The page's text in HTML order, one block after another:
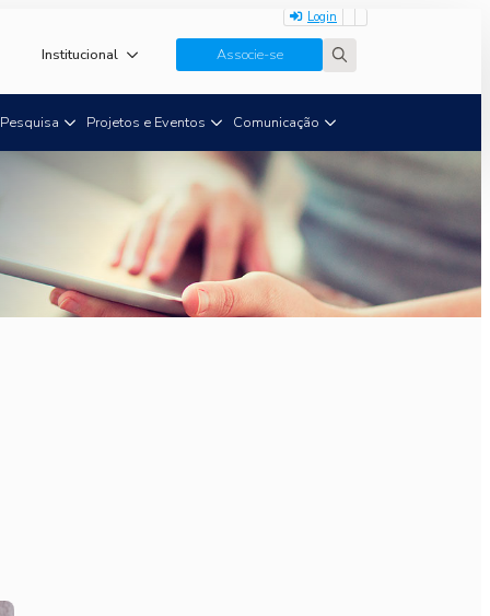
Login
Institucional Associe-se
Pesquisa Projetos e Eventos Comunicação